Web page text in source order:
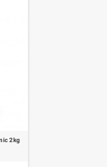
2kg